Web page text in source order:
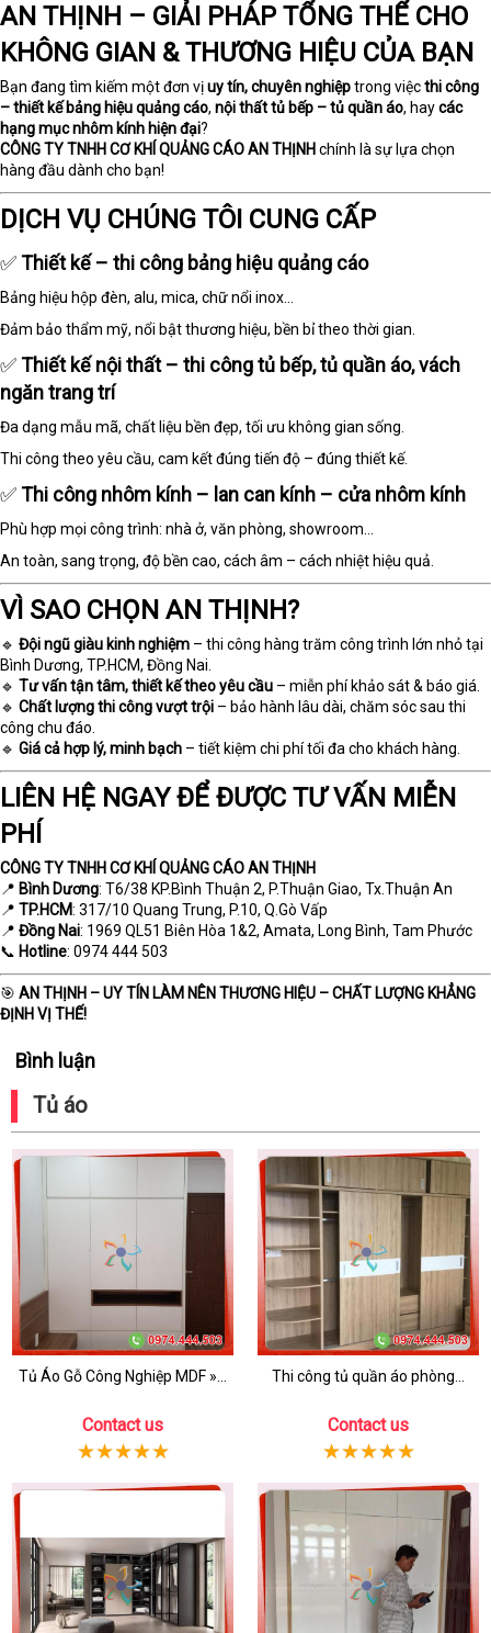
AN THỊNH – GIẢI PHÁP TỔNG THỂ CHO
KHÔNG GIAN & THƯƠNG HIỆU CỦA BẠN
Bạn đang tìm kiếm một đơn vịuy tín, chuyên nghiệptrong việcthi công
– thiết kế bảng hiệu quảng cáo, nội thất tủ bếp – tủ quần áo, haycác
hạng mục nhôm kính hiện đại?
CÔNG TY TNHH CƠ KHÍ QUẢNG CÁO AN THỊNH chính là sự lựa chọn
hàng đầu dành cho bạn!
DỊCH VỤ CHÚNG TÔI CUNG CẤP
✅Thiết kế – thi công bảng hiệu quảng cáo
Bảng hiệu hộp đèn, alu, mica, chữ nổi inox...
Đảm bảo thẩm mỹ, nổi bật thương hiệu, bền bỉ theo thời gian.
✅Thiết kế nội thất – thi công tủ bếp, tủ quần áo, vách
ngăn trang trí
Đa dạng mẫu mã, chất liệu bền đẹp, tối ưu không gian sống.
Thi công theo yêu cầu, cam kết đúng tiến độ – đúng thiết kế.
✅Thi công nhôm kính – lan can kính – cửa nhôm kính
Phù hợp mọi công trình: nhà ở, văn phòng, showroom…
An toàn, sang trọng, độ bền cao, cách âm – cách nhiệt hiệu quả.
VÌ SAO CHỌN AN THỊNH?
🔹 Đội ngũ giàu kinh nghiệm – thi công hàng trăm công trình lớn nhỏ tại
Bình Dương, TP.HCM, Đồng Nai.
🔹 Tư vấn tận tâm, thiết kế theo yêu cầu – miễn phí khảo sát & báo giá.
🔹 Chất lượng thi công vượt trội – bảo hành lâu dài, chăm sóc sau thi
công chu đáo.
🔹 Giá cả hợp lý, minh bạch – tiết kiệm chi phí tối đa cho khách hàng.
LIÊN HỆ NGAY ĐỂ ĐƯỢC TƯ VẤN MIỄN
PHÍ
CÔNG TY TNHH CƠ KHÍ QUẢNG CÁO AN THỊNH
📍 Bình Dương: T6/38 KP.Bình Thuận 2, P.Thuận Giao, Tx.Thuận An
📍 TP.HCM: 317/10 Quang Trung, P.10, Q.Gò Vấp
📍 Đồng Nai: 1969 QL51 Biên Hòa 1&2, Amata, Long Bình, Tam Phước
📞 Hotline: 0974 444 503
🎯 AN THỊNH – UY TÍN LÀM NÊN THƯƠNG HIỆU – CHẤT LƯỢNG KHẲNG
ĐỊNH VỊ THẾ!
Bình luận
Tủ áo
Tủ Áo Gỗ Công Nghiệp MDF »...
Contact us
Thi công tủ quần áo phòng...
Contact us